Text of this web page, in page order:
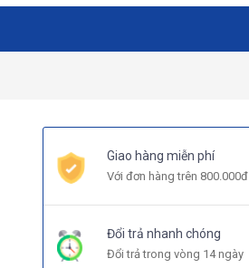
Giao hàng miễn phí
Với đơn hàng trên 800.000đ
Đổi trả nhanh chóng
Đổi trả trong vòng 14 ngày